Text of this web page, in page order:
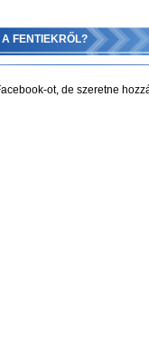
FENTIEKRŐL?
ot, de szeretne